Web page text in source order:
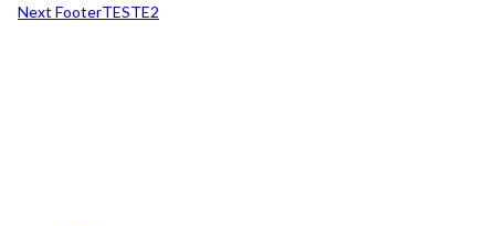
Next FooterTESTE2